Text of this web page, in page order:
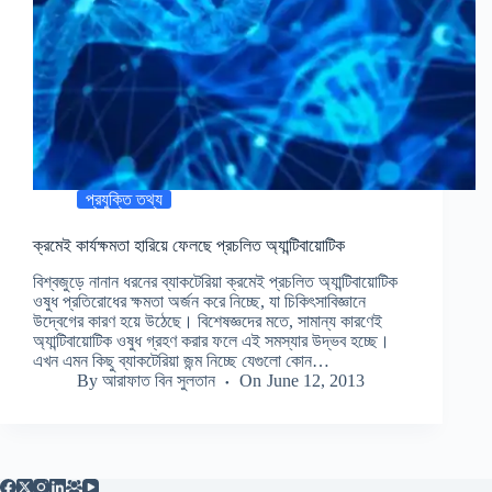
প্রযুক্তি তথ্য
ক্রমেই কার্যক্ষমতা হারিয়ে ফেলছে প্রচলিত অ্যান্টিবায়োটিক
বিশ্বজুড়ে নানান ধরনের ব্যাকটেরিয়া ক্রমেই প্রচলিত অ্যান্টিবায়োটিক
ওষুধ প্রতিরোধের ক্ষমতা অর্জন করে নিচ্ছে, যা চিকিৎসাবিজ্ঞানে
উদ্বেগের কারণ হয়ে উঠেছে। বিশেষজ্ঞদের মতে, সামান্য কারণেই
অ্যান্টিবায়োটিক ওষুধ গ্রহণ করার ফলে এই সমস্যার উদ্ভব হচ্ছে।
এখন এমন কিছু ব্যাকটেরিয়া জন্ম নিচ্ছে যেগুলো কোন…
By আরাফাত বিন সুলতান On June 12, 2013